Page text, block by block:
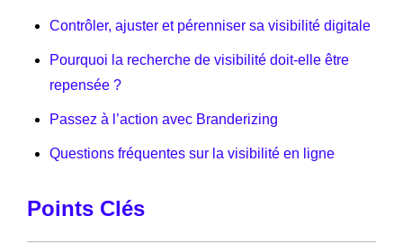
Contrôler, ajuster et pérenniser sa visibilité digitale
Pourquoi la recherche de visibilité doit-elle être
repensée ?
Passez à l’action avec Branderizing
Questions fréquentes sur la visibilité en ligne
Points Clés